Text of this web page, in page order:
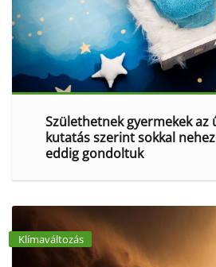
Születhetnek gyermekek az
kutatás szerint sokkal
eddig gondoltuk
Klímaváltozás